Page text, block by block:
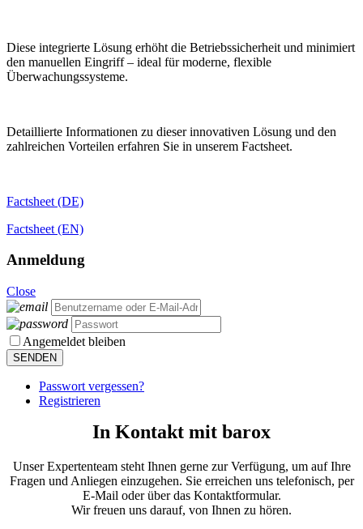
Diese integrierte Lösung erhöht die Betriebssicherheit und minimiert
den manuellen Eingriff – ideal für moderne, flexible
Überwachungssysteme.
Detaillierte Informationen zu dieser innovativen Lösung und den
zahlreichen Vorteilen erfahren Sie in unserem Factsheet.
Factsheet (DE)
Factsheet (EN)
Anmeldung
Close
Angemeldet bleiben
Passwort vergessen?
Registrieren
In Kontakt mit barox
Unser Expertenteam steht Ihnen gerne zur Verfügung, um auf Ihre
Fragen und Anliegen einzugehen. Sie erreichen uns telefonisch, per
E-Mail oder über das Kontaktformular.
Wir freuen uns darauf, von Ihnen zu hören.